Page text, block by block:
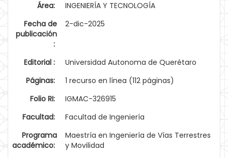
Área:
INGENIERÍA Y TECNOLOGÍA
Fecha de
publicación
:
2-dic-2025
Editorial :
Universidad Autonoma de Querétaro
Páginas:
1 recurso en línea (112 páginas)
Folio RI:
IGMAC-326915
Facultad:
Facultad de Ingeniería
Programa
académico:
Maestría en Ingeniería de Vías Terrestres
y Movilidad